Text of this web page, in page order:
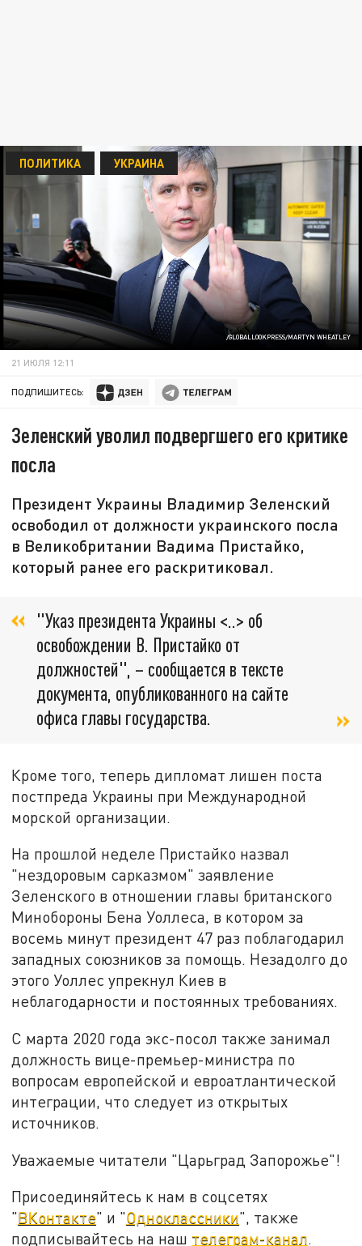
/GLOBALLOOKPRESS/MARTYN WHEATLEY
ПОЛИТИКА УКРАИНА
21 ИЮЛЯ 12:11
ПОДПИШИТЕСЬ:
Зеленский уволил подвергшего его критике
посла
Президент Украины Владимир Зеленский
освободил от должности украинского посла
в Великобритании Вадима Пристайко,
который ранее его раскритиковал.
"Указ президента Украины <..> об
освобождении В. Пристайко от
должностей", – сообщается в тексте
документа, опубликованного на сайте
офиса главы государства.
Кроме того, теперь дипломат лишен поста
постпреда Украины при Международной
морской организации.
На прошлой неделе Пристайко назвал
"нездоровым сарказмом" заявление
Зеленского в отношении главы британского
Минобороны Бена Уоллеса, в котором за
восемь минут президент 47 раз поблагодарил
западных союзников за помощь. Незадолго до
этого Уоллес упрекнул Киев в
неблагодарности и постоянных требованиях.
С марта 2020 года экс-посол также занимал
должность вице-премьер-министра по
вопросам европейской и евроатлантической
интеграции, что следует из открытых
источников.
Уважаемые читатели "Царьград Запорожье"!
Присоединяйтесь к нам в соцсетях
"ВКонтакте" и "Одноклассники", также
подписывайтесь на наш телеграм-канал.